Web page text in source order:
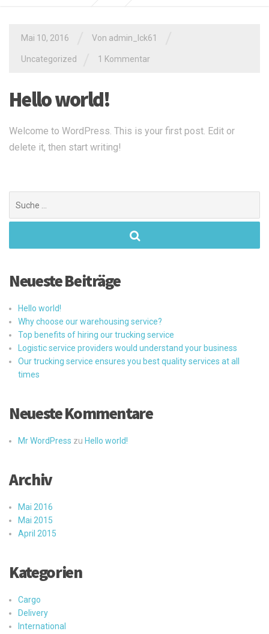
Mai 10, 2016 Von admin_lck61
Uncategorized 1 Kommentar
Hello world!
Welcome to WordPress. This is your first post. Edit or
delete it, then start writing!
nach:
Neueste Beiträge
Hello world!
Why choose our warehousing service?
Top benefits of hiring our trucking service
Logistic service providers would understand your business
Our trucking service ensures you best quality services at all
times
Neueste Kommentare
Mr WordPress zu Hello world!
Archiv
Mai 2016
Mai 2015
April 2015
Kategorien
Cargo
Delivery
International